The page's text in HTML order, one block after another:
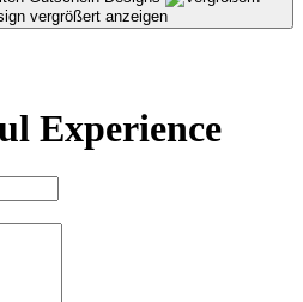
vergrößert anzeigen
Experience